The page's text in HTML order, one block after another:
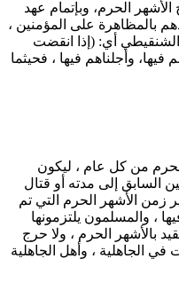
الحرم، وبإتمام عهد
بالمظاهرة على المؤمنين ،
أي: (إذا انقضت
وأجلناهم فيها ، فحيثما
من كل عام ، ليكون
إلى مدته أو قتال
الأشهر الحرم التي تم
، والمسلمون يلتزمونها
بالأشهر الحرم ، ولا حرج
الجاهلية ، وأهل الجاهلية